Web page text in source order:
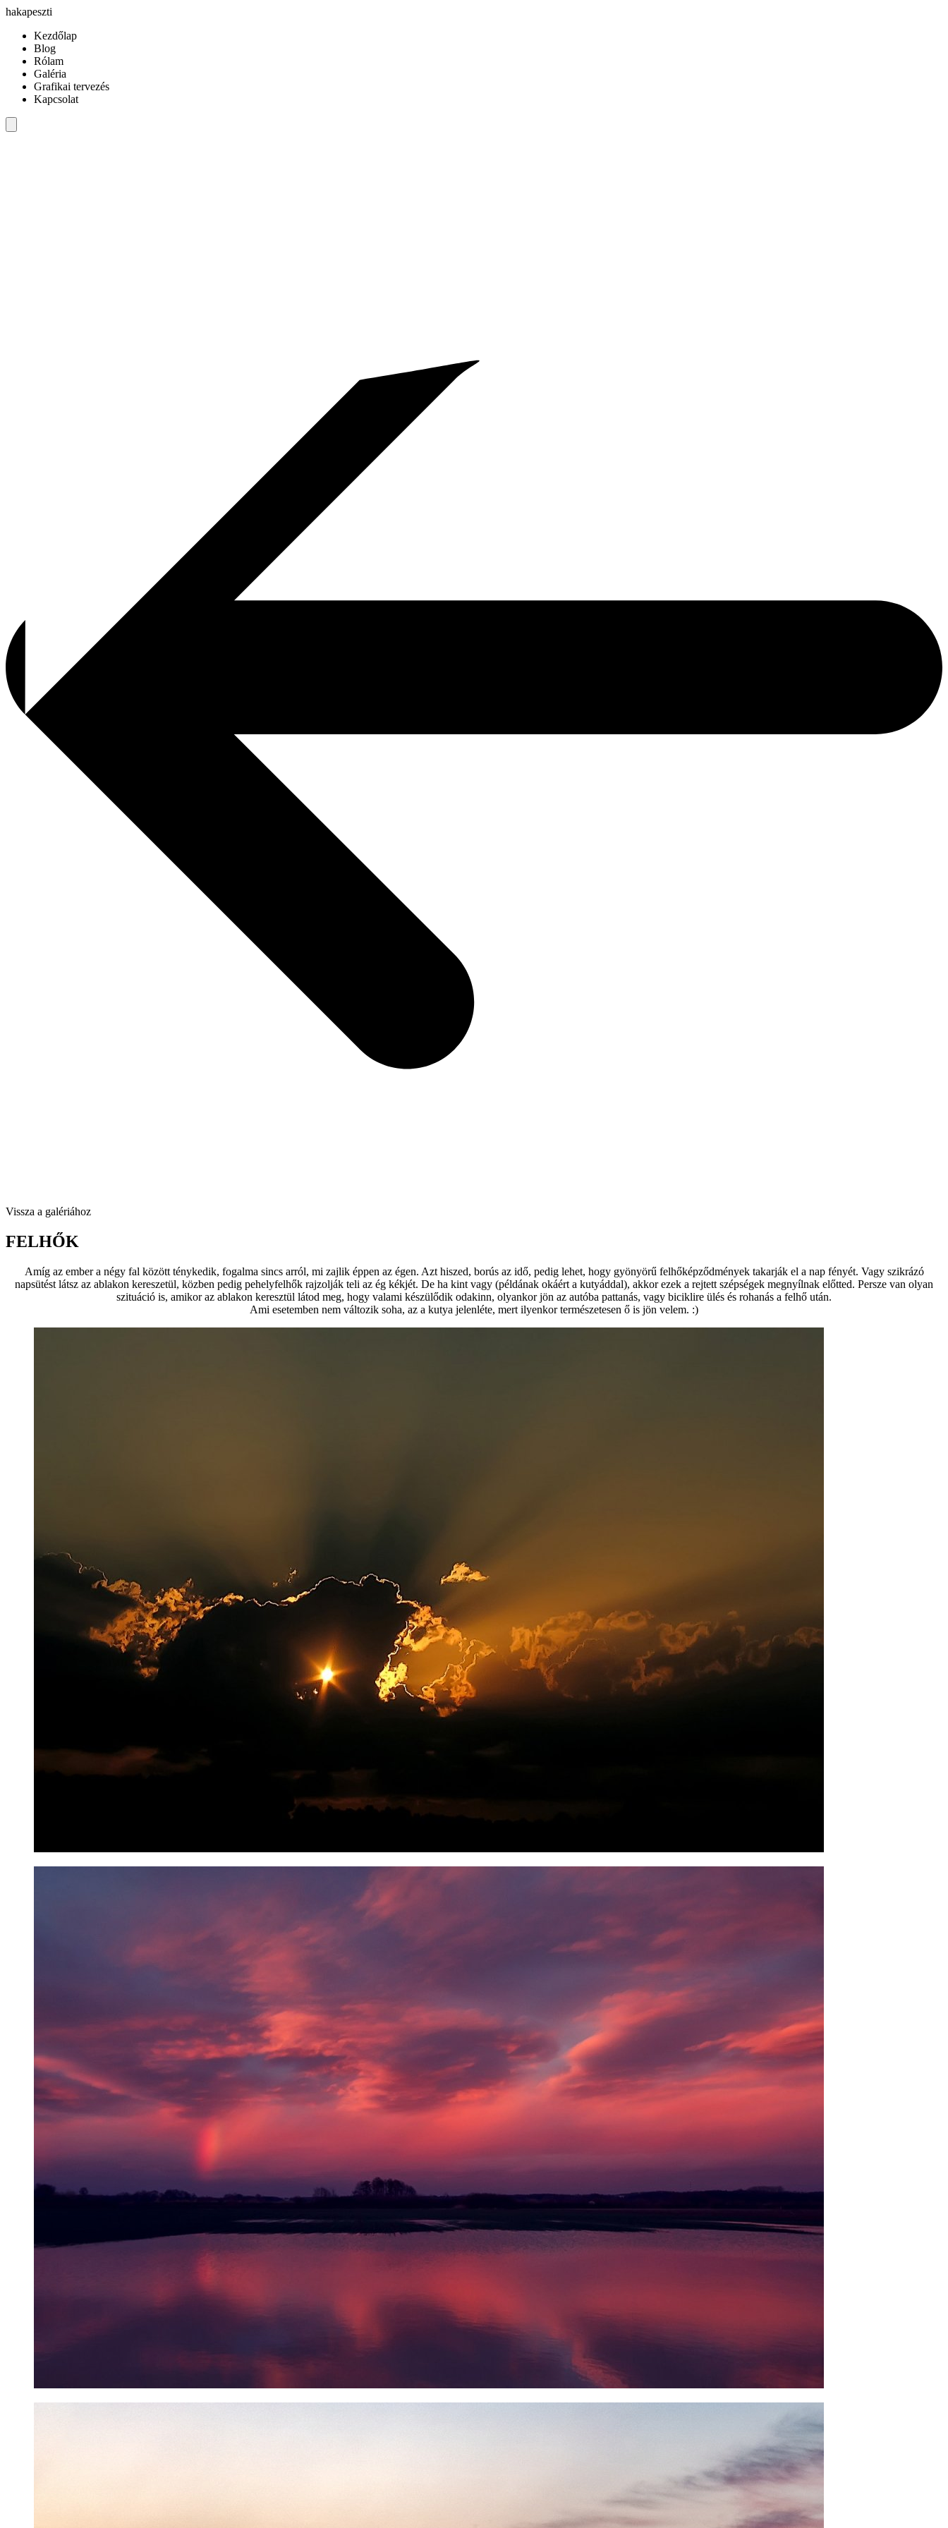
hakapeszti
Kezdőlap
Blog
Rólam
Galéria
Grafikai tervezés
Kapcsolat
Vissza a galériához
FELHŐK
Amíg az ember a négy fal között ténykedik, fogalma sincs arról, mi zajlik éppen az égen. Azt hiszed, borús az idő, pedig lehet, hogy gyönyörű felhőképződmények takarják el a nap fényét. Vagy szikrázó
napsütést látsz az ablakon kereszetül, közben pedig pehelyfelhők rajzolják teli az ég kékjét. De ha kint vagy (példának okáért a kutyáddal), akkor ezek a rejtett szépségek megnyílnak előtted. Persze van olyan
szituáció is, amikor az ablakon keresztül látod meg, hogy valami készülődik odakinn, olyankor jön az autóba pattanás, vagy biciklire ülés és rohanás a felhő után.
Ami esetemben nem változik soha, az a kutya jelenléte, mert ilyenkor természetesen ő is jön velem. :)